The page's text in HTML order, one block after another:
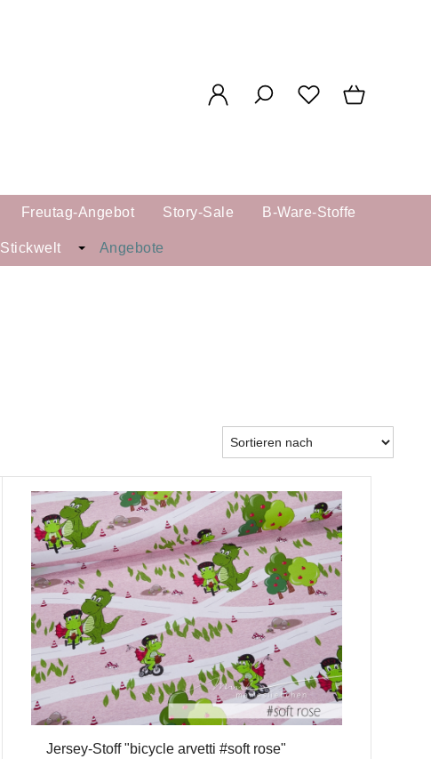
Freutag-Angebot Story-Sale B-Ware-Stoffe
Stickwelt Angebote
Jersey-Stoff "bicycle arvetti #soft rose"